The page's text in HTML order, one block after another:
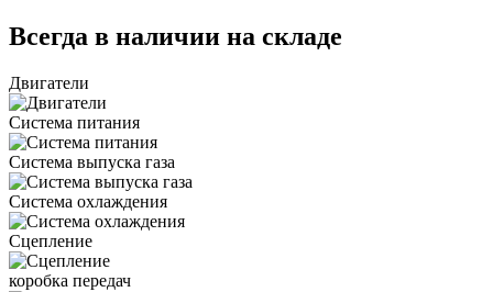
Всегда в наличии на складе
Двигатели
Система питания
Система выпуска газа
Система охлаждения
Сцепление
коробка передач